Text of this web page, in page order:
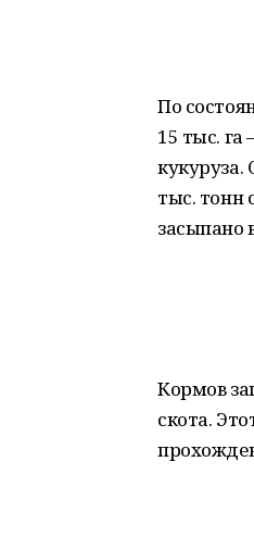
По
15 тыс. га
кукуруза.
тыс. тонн
засыпано
Кормов
скота.